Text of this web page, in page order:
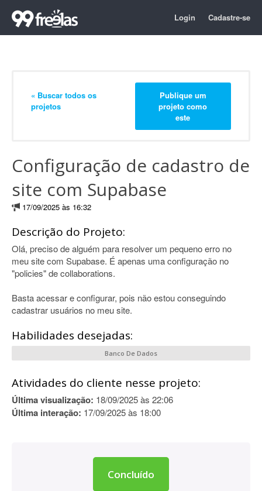
Login Cadastre-se
« Buscar todos os
projetos
Publique um
projeto como
este
Configuração de cadastro de
site com Supabase
17/09/2025 às 16:32
Descrição do Projeto:
Olá, preciso de alguém para resolver um pequeno erro no
meu site com Supabase. É apenas uma configuração no
"policies" de collaborations.
Basta acessar e configurar, pois não estou conseguindo
cadastrar usuários no meu site.
Habilidades desejadas:
Banco De Dados
Atividades do cliente nesse projeto:
Última visualização: 18/09/2025 às 22:06
Última interação: 17/09/2025 às 18:00
Concluído